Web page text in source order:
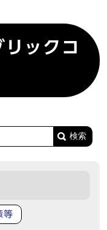
ックコ
等